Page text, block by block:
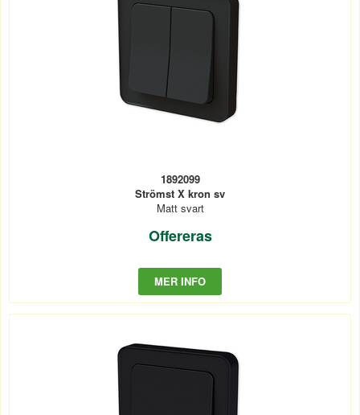
1892099
Strömst X kron sv
Matt svart
Offereras
MER INFO